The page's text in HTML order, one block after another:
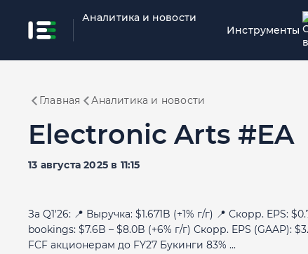
Аналитика и новости
Инструменты
Главная Аналитика и новости
Electronic Arts #EA
13 августа 2025 в 11:15
За Q1'26: 📍 Выручка: $1.671B (+1% г/г) 📍 Скорр. EPS:
bookings: $7.6B – $8.0B (+6% г/г) Скорр. EPS (GAAP):
FCF акционерам до FY27 Букинги 83% ...